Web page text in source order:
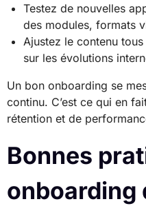
Testez de nouvelles
des modules, formats
Ajustez le contenu
sur les évolutions
Un bon onboarding se
continu. C’est ce qui en
rétention et de
Bonnes
onboarding